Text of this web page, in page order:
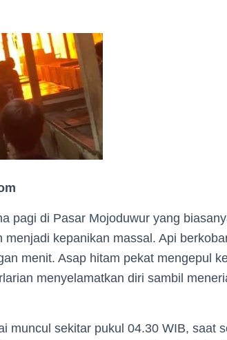
pagi di Pasar Mojoduwur yang
menjadi kepanikan massal. Api
menit. Asap hitam pekat mengepul
menyelamatkan diri sambil
muncul sekitar pukul 04.30 WIB, saat